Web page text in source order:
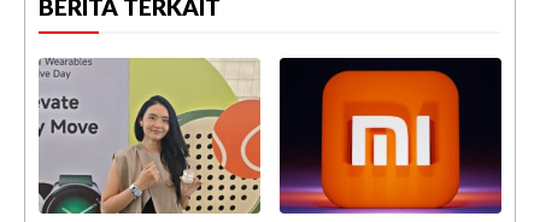
BERITA TERKAIT